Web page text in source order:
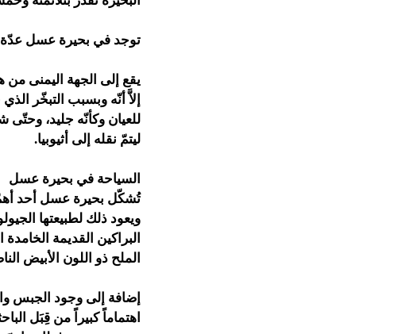
توجد في بحيرة عسل عدّة
يقع إلى الجهة اليمنى
إلاَّ أنّه وبسبب التبخّر
للعيان وكأنّه جليد، وحتّى
ليتمّ نقله إلى أثيوبيا.
السياحة في بحيرة عسل
تُشكّل بحيرة عسل أحد أهمّ
ويعود ذلك لطبيعتها
البراكين القديمة
الملح ذو اللون الأبيض
إضافة إلى وجود الجبس
اهتماماً كبيراً من قِبَل